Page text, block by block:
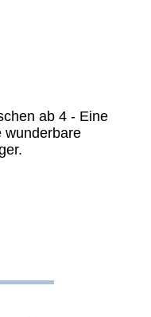
ab 4 - Eine
wunderbare